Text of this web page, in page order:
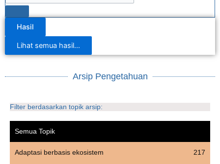
Hasil
Lihat semua hasil...
Arsip Pengetahuan
Filter berdasarkan topik arsip:
Semua Topik
Adaptasi berbasis ekosistem 217